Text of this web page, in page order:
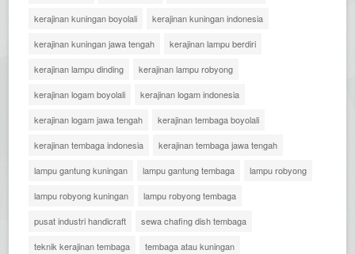
kerajinan kuningan boyolali
kerajinan kuningan indonesia
kerajinan kuningan jawa tengah
kerajinan lampu berdiri
kerajinan lampu dinding
kerajinan lampu robyong
kerajinan logam boyolali
kerajinan logam indonesia
kerajinan logam jawa tengah
kerajinan tembaga boyolali
kerajinan tembaga indonesia
kerajinan tembaga jawa tengah
lampu gantung kuningan
lampu gantung tembaga
lampu robyong
lampu robyong kuningan
lampu robyong tembaga
pusat industri handicraft
sewa chafing dish tembaga
teknik kerajinan tembaga
tembaga atau kuningan